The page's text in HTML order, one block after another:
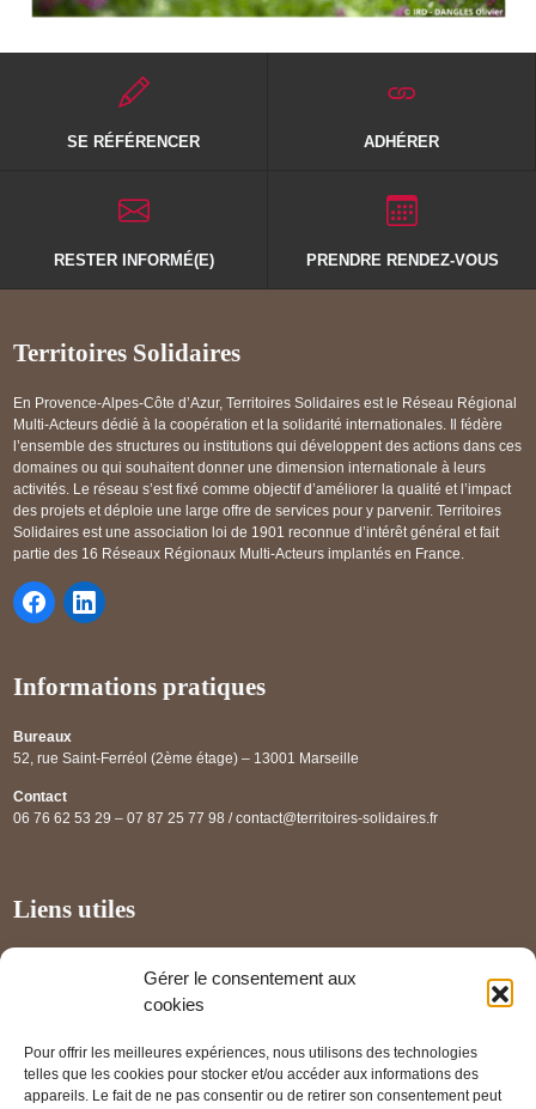
Gérer le consentement aux
cookies
Pour offrir les meilleures expériences, nous utilisons des technologies
telles que les cookies pour stocker et/ou accéder aux informations des
appareils. Le fait de ne pas consentir ou de retirer son consentement peut
SE RÉFÉRENCER ADHÉRER
RESTER INFORMÉ(E) PRENDRE RENDEZ-VOUS
Territoires Solidaires
En Provence-Alpes-Côte d’Azur, Territoires Solidaires est le Réseau Régional
Multi-Acteurs dédié à la coopération et la solidarité internationales. Il fédère
l’ensemble des structures ou institutions qui développent des actions dans ces
domaines ou qui souhaitent donner une dimension internationale à leurs
activités. Le réseau s’est fixé comme objectif d’améliorer la qualité et l’impact
des projets et déploie une large offre de services pour y parvenir. Territoires
Solidaires est une association loi de 1901 reconnue d’intérêt général et fait
partie des 16 Réseaux Régionaux Multi-Acteurs implantés en France.
Informations pratiques
Bureaux
52, rue Saint-Ferréol (2ème étage) – 13001 Marseille
Contact
06 76 62 53 29 – 07 87 25 77 98 / contact@territoires-solidaires.fr
Liens utiles
Panorama des projets
Mentions légales
PRENDRE RENDEZ-VOUS